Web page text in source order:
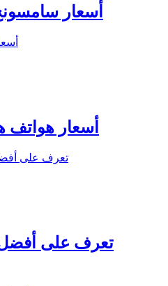
أسعار سامسونج
أسعار هواتف
تعرف على
تعرف على أفضل